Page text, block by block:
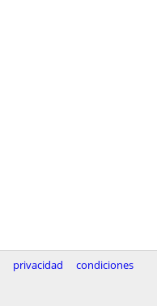
privacidad
condiciones